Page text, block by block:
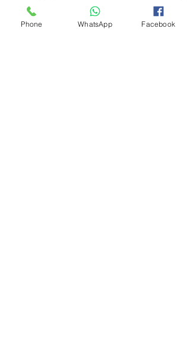
ангина, пневмония и т.д. Говорит
много и не любит
Phone WhatsApp Facebook